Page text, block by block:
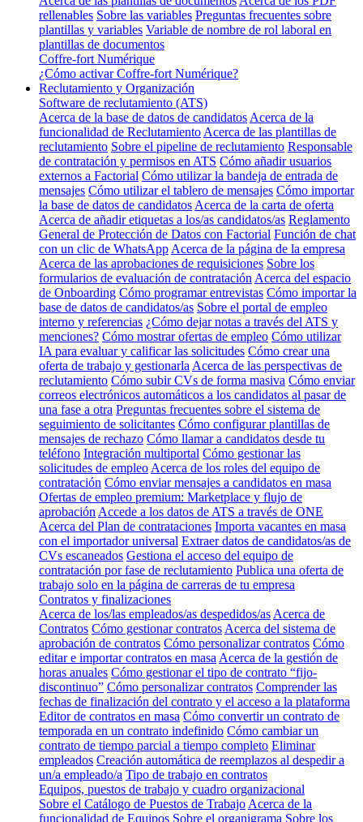
rellenables Sobre las variables Preguntas frecuentes sobre
plantillas y variables Variable de nombre de rol laboral en
plantillas de documentos
Coffre-fort Numérique
¿Cómo activar Coffre-fort Numérique?
Reclutamiento y Organización
Software de reclutamiento (ATS)
Acerca de la base de datos de candidatos Acerca de la
funcionalidad de Reclutamiento Acerca de las plantillas de
reclutamiento Sobre el pipeline de reclutamiento Responsable
de contratación y permisos en ATS Cómo añadir usuarios
externos a Factorial Cómo utilizar la bandeja de entrada de
mensajes Cómo utilizar el tablero de mensajes Cómo importar
la base de datos de candidatos Acerca de la carta de oferta
Acerca de añadir etiquetas a los/as candidatos/as Reglamento
General de Protección de Datos con Factorial Función de chat
con un clic de WhatsApp Acerca de la página de la empresa
Acerca de las aprobaciones de requisiciones Sobre los
formularios de evaluación de contratación Acerca del espacio
de Onboarding Cómo programar entrevistas Cómo importar la
base de datos de candidatos/as Sobre el portal de empleo
interno y referencias ¿Cómo dejar notas a través del ATS y
menciones? Cómo mostrar ofertas de empleo Cómo utilizar
IA para evaluar y calificar las solicitudes Cómo crear una
oferta de trabajo y gestionarla Acerca de las perspectivas de
reclutamiento Cómo subir CVs de forma masiva Cómo enviar
correos electrónicos automáticos a los candidatos al pasar de
una fase a otra Preguntas frecuentes sobre el sistema de
seguimiento de solicitantes Cómo configurar plantillas de
mensajes de rechazo Cómo llamar a candidatos desde tu
teléfono Integración multiportal Cómo gestionar las
solicitudes de empleo Acerca de los roles del equipo de
contratación Cómo enviar mensajes a candidatos en masa
Ofertas de empleo premium: Marketplace y flujo de
aprobación Accede a los datos de ATS a través de ONE
Acerca del Plan de contrataciones Importa vacantes en masa
con el importador universal Extraer datos de candidatos/as de
CVs escaneados Gestiona el acceso del equipo de
contratación por fase de reclutamiento Publica una oferta de
trabajo solo en la página de carreras de tu empresa
Contratos y finalizaciones
Acerca de los/las empleados/as despedidos/as Acerca de
Contratos Cómo gestionar contratos Acerca del sistema de
aprobación de contratos Cómo personalizar contratos Cómo
editar e importar contratos en masa Acerca de la gestión de
horas anuales Cómo gestionar el tipo de contrato “fijo-
discontinuo” Cómo personalizar contratos Comprender las
fechas de finalización del contrato y el acceso a la plataforma
Editor de contratos en masa Cómo convertir un contrato de
temporada en un contrato indefinido Cómo cambiar un
contrato de tiempo parcial a tiempo completo Eliminar
empleados Creación automática de reemplazos al despedir a
un/a empleado/a Tipo de trabajo en contratos
Equipos, puestos de trabajo y cuadro organizacional
Sobre el Catálogo de Puestos de Trabajo Acerca de la
funcionalidad de Equipos Sobre el organigrama Sobre los